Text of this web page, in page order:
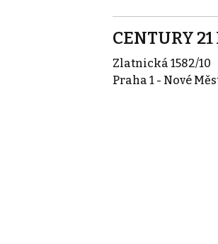
CENTURY
Zlatnická 1582/10
Praha 1 - Nové